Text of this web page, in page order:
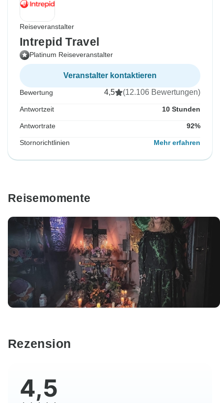
Reiseveranstalter
Intrepid Travel
Platinum Reiseveranstalter
Veranstalter kontaktieren
Bewertung 4,5 (12.106 Bewertungen)
Antwortzeit 10 Stunden
Antwortrate 92%
Stornorichtlinien Mehr erfahren
Reisemomente
Rezension
4,5